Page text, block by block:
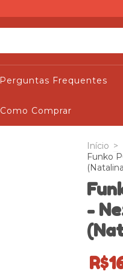
Perguntas Frequentes
Como Comprar
Início >
Funko
-